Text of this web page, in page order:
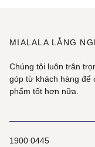
MIALALA LẮNG
Chúng tôi luôn trân
góp từ khách hàng để
phẩm tốt hơn nữa.
1900 0445